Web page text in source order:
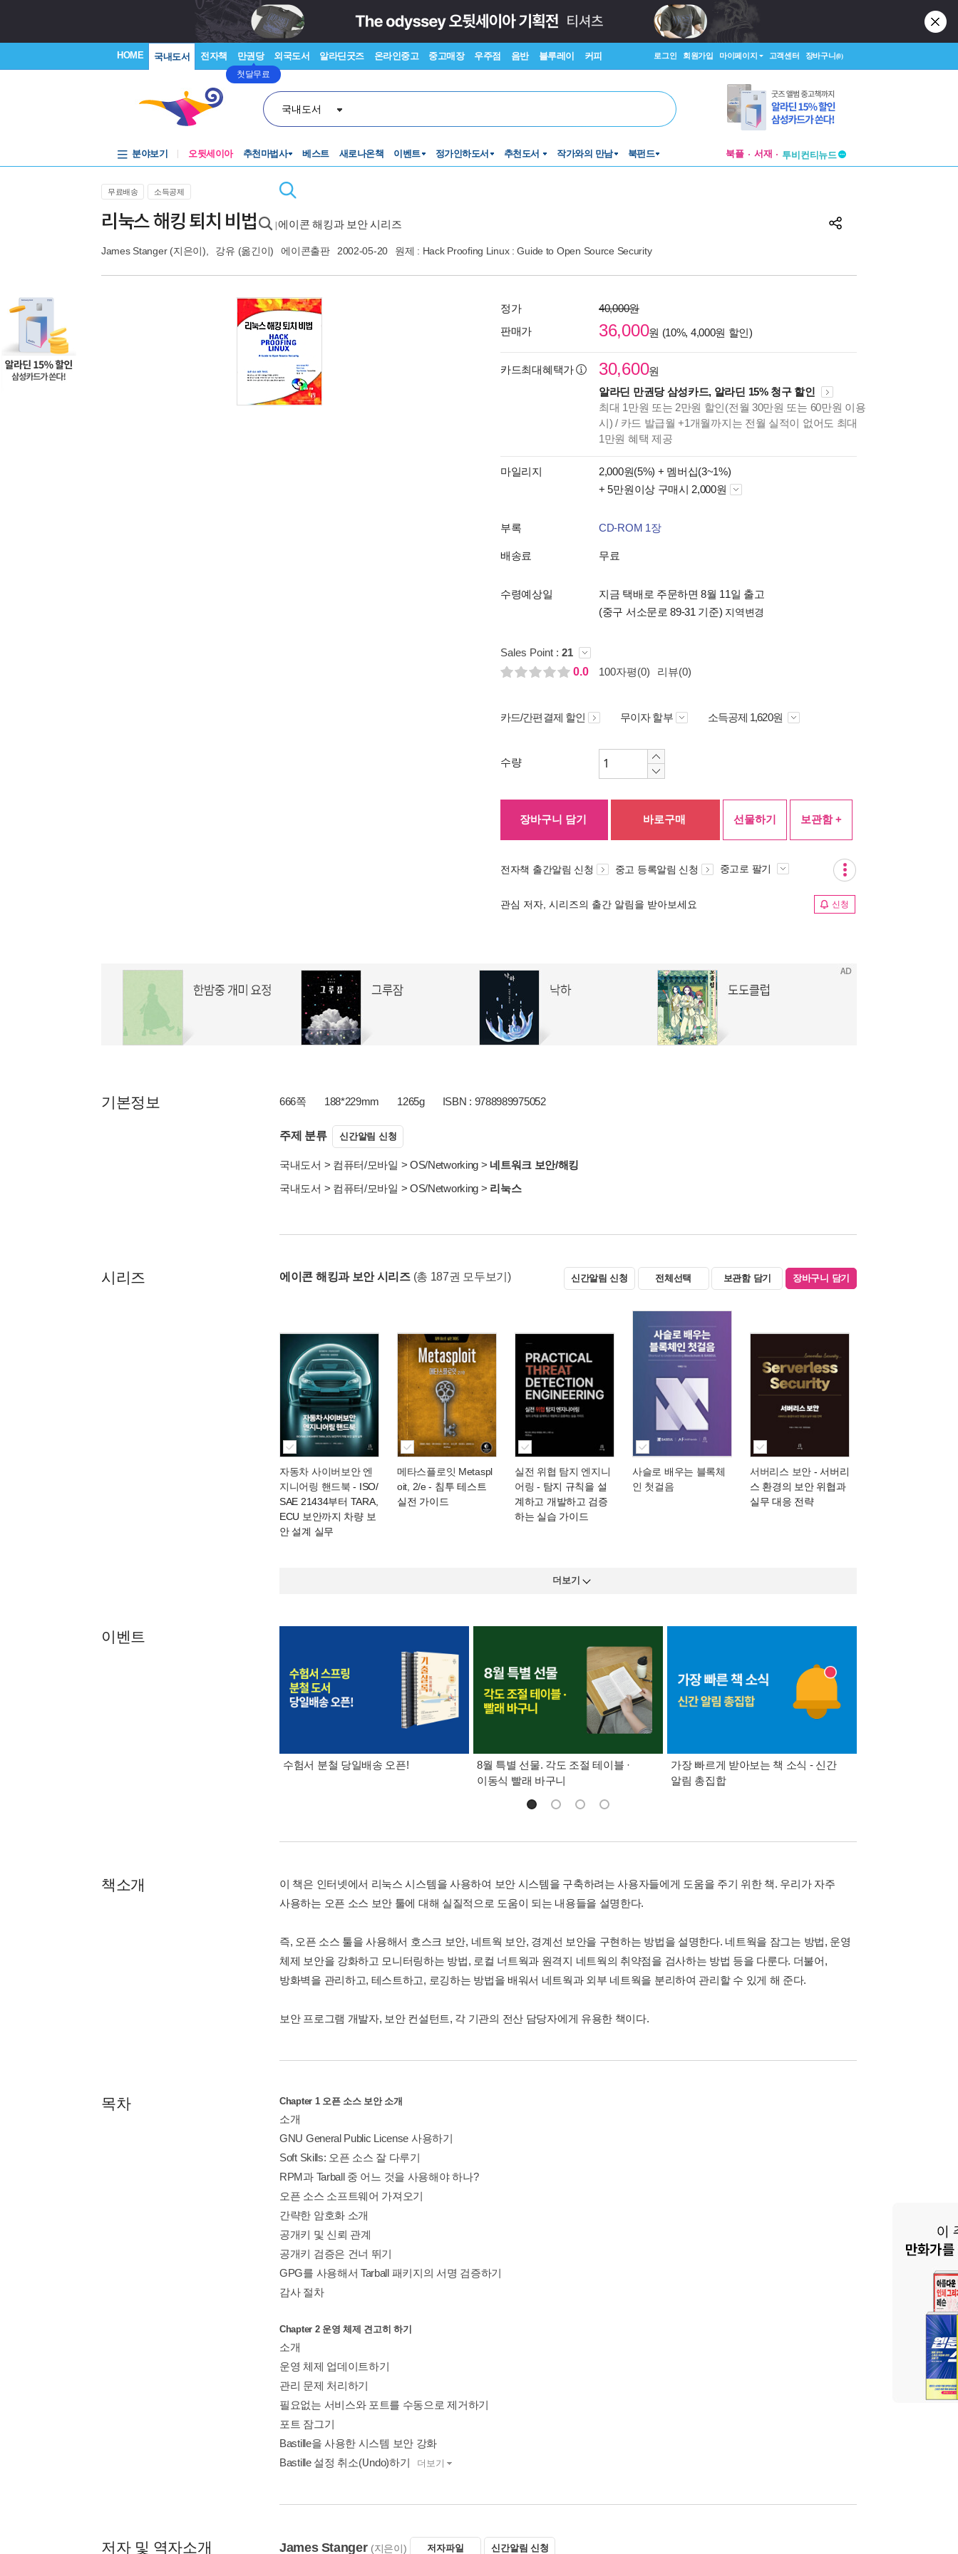
HOME 국내도서 전자책 만권당
첫달무료
외국도서 알라딘굿즈 온라인중고 중고매장 우주점 음반 블루레이 커피 로그인 회원가입 마이페이지 고객센터 장바구니(0)
국내도서
분야보기 오뒷세이아 추천마법사 베스트 새로나온책 이벤트 정가인하도서 추천도서 작가와의 만남 북펀드 북플 서재
투비컨티뉴드
무료배송 소득공제
리눅스 해킹 퇴치 비법 에이콘 해킹과 보안 시리즈
James Stanger(지은이), 강유 (옮긴이) 에이콘출판 2002-05-20 원제 : Hack Proofing Linux : Guide to Open Source Security
정가
40,000원
판매가
36,000원 (10%, 4,000원 할인)
카드최대혜택가 30,600원
알라딘 만권당 삼성카드, 알라딘 15% 청구 할인
최대 1만원 또는 2만원 할인(전월 30만원 또는 60만원 이용
시) / 카드 발급월 +1개월까지는 전월 실적이 없어도 최대
1만원 혜택 제공
마일리지 2,000원(5%) + 멤버십(3~1%)
+ 5만원이상 구매시 2,000원
부록 CD-ROM 1장
배송료 무료
수령예상일
지금 택배로 주문하면 8월 11일 출고
(중구 서소문로 89-31 기준) 지역변경
Sales Point : 21
0.0
100자평(0) 리뷰(0)
카드/간편결제 할인 무이자 할부 소득공제 1,620원
수량
장바구니 담기 바로구매 선물하기 보관함 +
전자책 출간알림 신청 중고 등록알림 신청 중고로 팔기
관심 저자, 시리즈의 출간 알림을 받아보세요 신청
기본정보 666쪽 188*229mm 1265g ISBN : 9788989975052
주제 분류 신간알림 신청
국내도서 > 컴퓨터/모바일 > OS/Networking > 네트워크 보안/해킹
국내도서 > 컴퓨터/모바일 > OS/Networking > 리눅스
시리즈 에이콘 해킹과 보안 시리즈 (총 187권 모두보기) 신간알림 신청 전체선택 보관함 담기 장바구니 담기
자동차 사이버보안 엔
지니어링 핸드북 - ISO/
SAE 21434부터 TARA,
ECU 보안까지 차량 보
안 설계 실무
메타스플로잇 Metaspl
oit, 2/e- 침투 테스트
실전 가이드
실전 위협 탐지 엔지니
어링 - 탐지 규칙을 설
계하고 개발하고 검증
하는 실습 가이드
사슬로 배우는 블록체
인 첫걸음
서버리스 보안 - 서버리
스 환경의 보안 위협과
실무 대응 전략
더보기
이벤트
수험서 분철 당일배송 오픈!
8월 특별 선물. 각도 조절 테이블 ·
이동식 빨래 바구니
가장 빠르게 받아보는 책 소식 - 신간
알림 총집합
책소개
이 책은 인터넷에서 리눅스 시스템을 사용하여 보안 시스템을 구축하려는 사용자들에게 도움을 주기 위한 책. 우리가 자주
사용하는 오픈 소스 보안 툴에 대해 실질적으로 도움이 되는 내용들을 설명한다.
즉, 오픈 소스 툴을 사용해서 호스크 보안, 네트웍 보안, 경계선 보안을 구현하는 방법을 설명한다. 네트웍을 잠그는 방법, 운영
체제 보안을 강화하고 모니터링하는 방법, 로컬 너트웍과 원격지 네트웍의 취약점을 검사하는 방법 등을 다룬다. 더불어,
방화벽을 관리하고, 테스트하고, 로깅하는 방법을 배워서 네트웍과 외부 네트웍을 분리하여 관리할 수 있게 해 준다.
보안 프로그램 개발자, 보안 컨설턴트, 각 기관의 전산 담당자에게 유용한 책이다.
목차 Chapter 1 오픈 소스 보안 소개
소개
GNU General Public License 사용하기
Soft Skills: 오픈 소스 잘 다루기
RPM과 Tarball 중 어느 것을 사용해야 하나?
오픈 소스 소프트웨어 가져오기
간략한 암호화 소개
공개키 및 신뢰 관계
공개키 검증은 건너 뛰기
GPG를 사용해서 Tarball 패키지의 서명 검증하기
감사 절차
Chapter 2 운영 체제 견고히 하기
소개
운영 체제 업데이트하기
관리 문제 처리하기
필요없는 서비스와 포트를 수동으로 제거하기
포트 잠그기
Bastille을 사용한 시스템 보안 강화
Bastille 설정 취소(Undo)하기
더보기
저자 및 역자소개 James Stanger (지은이) 저자파일 신간알림 신청